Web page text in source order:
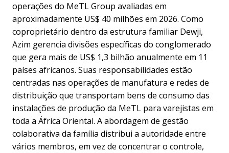
operações do MeTL Group avaliadas em
aproximadamente US$ 40 milhões em 2026. Como
coproprietário dentro da estrutura familiar Dewji,
Azim gerencia divisões específicas do conglomerado
que gera mais de US$ 1,3 bilhão anualmente em 11
países africanos. Suas responsabilidades estão
centradas nas operações de manufatura e redes de
distribuição que transportam bens de consumo das
instalações de produção da MeTL para varejistas em
toda a África Oriental. A abordagem de gestão
colaborativa da família distribui a autoridade entre
vários membros, em vez de concentrar o controle,